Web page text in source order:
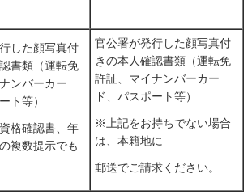
した顔写真付
書類（運転免
ンバーカー
ト等）
格確認書、年
複数提示でも
官公署が発行した顔写真付
きの本人確認書類（運転免
許証、マイナンバーカー
ド、パスポート等）
※上記をお持ちでない場合
は、本籍地に
郵送でご請求ください。